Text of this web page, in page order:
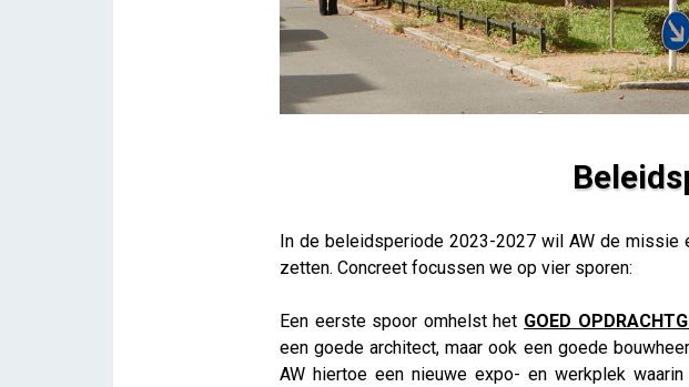
iris
In de beleidsperiode 2023-2027 wil AW de
zetten. Concreet focussen we op vier sporen:
Een eerste spoor omhelst het GOED
een goede architect, maar ook een goede
AW hiertoe een nieuwe expo- en werkplek